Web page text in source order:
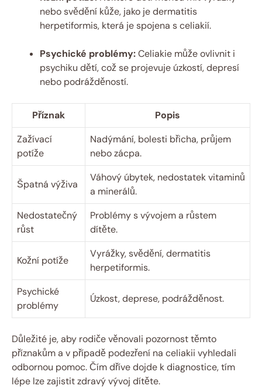
nebo svědění kůže, jako je dermatitis
herpetiformis, která je spojena s celiakií.
Psychické problémy:Celiakie může ovlivnit i
psychiku dětí, což se projevuje úzkostí, depresí
nebo podrážděností.
Příznak
Popis
Zažívací
potíže
Nadýmání, bolesti břicha, průjem
nebo zácpa.
Špatná výživa
Váhový úbytek, nedostatek vitaminů
a minerálů.
Nedostatečný
růst
Problémy s vývojem a růstem
dítěte.
Kožní potíže
Vyrážky, svědění, dermatitis
herpetiformis.
Psychické
problémy
Úzkost, deprese, podrážděnost.
Důležité je, aby rodiče věnovali pozornost těmto
příznakům a v případě podezření na celiakii vyhledali
odbornou pomoc. Čím dříve dojde k diagnostice, tím
lépe lze zajistit zdravý vývoj dítěte.